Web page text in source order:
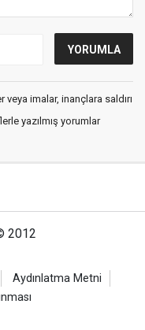
imalar, inançlara saldırı
yazılmış yorumlar
2012
Aydınlatma Metni